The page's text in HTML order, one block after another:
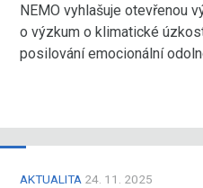
NEMO vyhlašuje otevřenou
o výzkum o klimatické
posilování emocionální
AKTUALITA 24. 11. 2025